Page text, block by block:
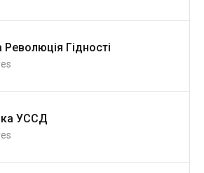
Революція Гідності
УССД